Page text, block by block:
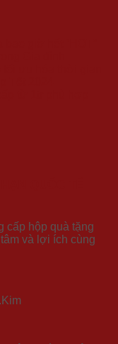
cấp hộp quà tặng
và lợi ích cùng